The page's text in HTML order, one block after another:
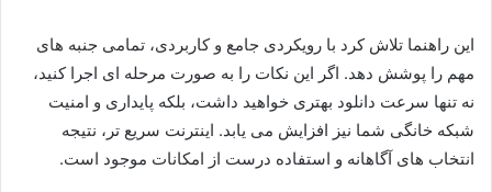
این راهنما تلاش کرد با رویکردی جامع و کاربردی، تمامی جنبه های
مهم را پوشش دهد. اگر این نکات را به صورت مرحله ای اجرا کنید،
نه تنها سرعت دانلود بهتری خواهید داشت، بلکه پایداری و امنیت
شبکه خانگی شما نیز افزایش می یابد. اینترنت سریع تر، نتیجه
انتخاب های آگاهانه و استفاده درست از امکانات موجود است.